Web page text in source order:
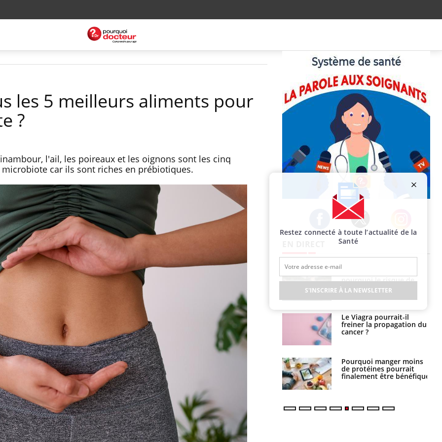
les 5 meilleurs aliments pour
?
l'ail, les poireaux et les oignons sont les cinq
car ils sont riches en prébiotiques.
Facebook Twitter Instagram
La sieste empêche-t-elle
de dormir la nuit ?
VIH : la fin du comprimé
tous les jours se profile-t-
elle enfin ?
Pourquoi votre ventre
gâche-t-il les premiers
jours de vos vacances ?
pourquoi le risque de
noyade grimpe-t-il ?
Le Viagra pourrait-il
freiner la propagation du
cancer ?
Pourquoi manger moins
de protéines pourrait
finalement être bénéfique
que dit la science
Le smartphone nuit-il à
l'apprentissage de la
lecture ?
Mordue par une tique en
vacances, elle reste dans
le coma pendant 42 jours
Restez connecté à toute l’actualité de la
Santé
S'INSCRIRE À LA NEWSLETTER